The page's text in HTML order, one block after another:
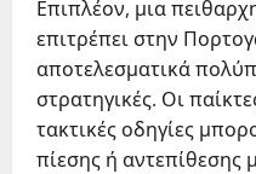
Επιπλέον, μια
επιτρέπει στην
αποτελεσματικά
στρατηγικές. Οι
τακτικές οδηγίες
πίεσης ή αντεπίθεσης